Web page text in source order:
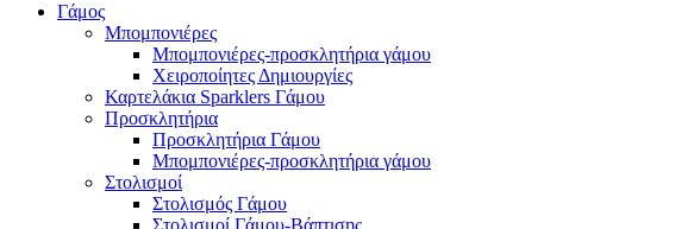
Γάμος
Μπομπονιέρες
Μπομπονιέρες-προσκλητήρια γάμου
Χειροποίητες Δημιουργίες
Καρτελάκια Sparklers Γάμου
Προσκλητήρια
Προσκλητήρια Γάμου
Μπομπονιέρες-προσκλητήρια γάμου
Στολισμοί
Στολισμός Γάμου
Στολισμοί Γάμου-Βάπτισης